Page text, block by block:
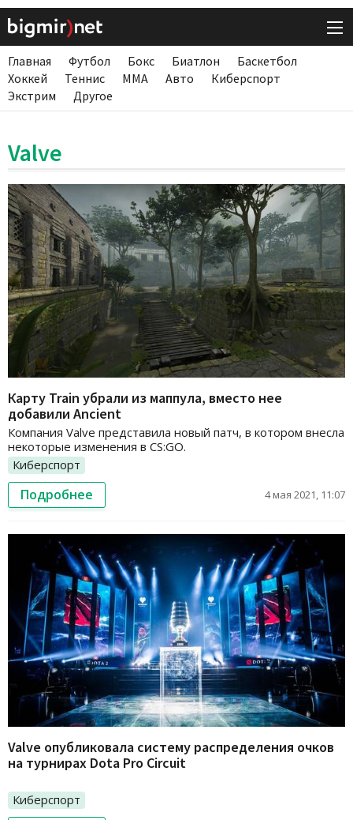
Главная Футбол Бокс Биатлон
Баскетбол
Хоккей
Теннис ММА Авто
Киберспорт
Экстрим
Другое
Valve
Карту Train убрали из маппула, вместо нее
добавили Ancient
Компания Valve представила новый патч, в котором внесла
некоторые изменения в CS:GO.
Киберспорт
Подробнее 4 мая 2021, 11:07
Valve опубликовала систему распределения очков
на турнирах Dota Pro Circuit
Киберспорт